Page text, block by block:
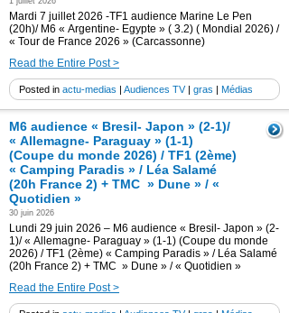
Mardi 7 juillet 2026 -TF1 audience Marine Le Pen
(20h)/ M6 « Argentine- Egypte » ( 3.2) ( Mondial 2026) /
« Tour de France 2026 » (Carcassonne)
Read the Entire Post >
Posted in actu-medias | Audiences TV| gras | Médias
M6 audience « Bresil- Japon » (2-1)/
« Allemagne- Paraguay » (1-1)
(Coupe du monde 2026) / TF1 (2ème)
« Camping Paradis » / Léa Salamé
(20h France 2) + TMC » Dune » / «
Quotidien »
30 juin 2026
Lundi 29 juin 2026 – M6 audience « Bresil- Japon » (2-
1)/ « Allemagne- Paraguay » (1-1) (Coupe du monde
2026) / TF1 (2ème) « Camping Paradis » / Léa Salamé
(20h France 2) + TMC » Dune » / « Quotidien »
Read the Entire Post >